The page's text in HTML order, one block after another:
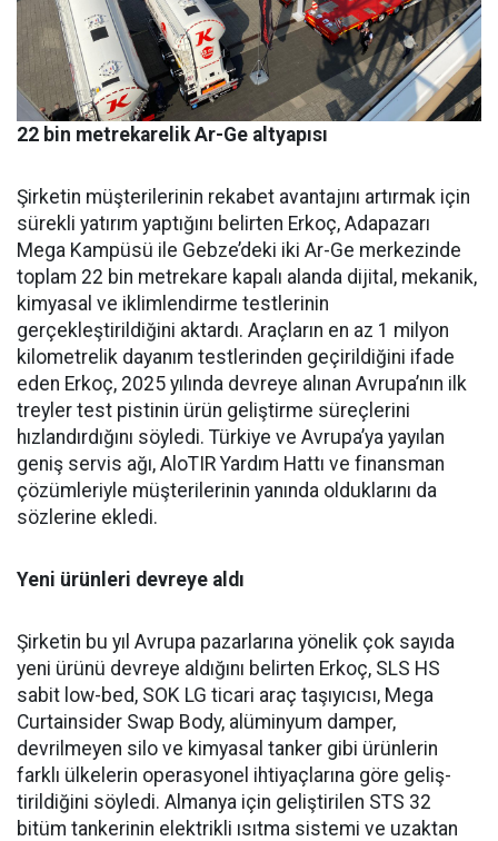
22 bin metrekarelik Ar-Ge altyapısı
Şirketin müşterilerinin reka­bet avantajını artırmak için
sü­rekli yatırım yaptığını belirten Erkoç, Adapazarı
Mega Kampü­sü ile Gebze’deki iki Ar-Ge mer­kezinde
toplam 22 bin metreka­re kapalı alanda dijital, mekanik,
kimyasal ve iklimlendirme test­lerinin
gerçekleştirildiğini ak­tardı. Araçların en az 1 milyon
kilometrelik dayanım testlerin­den geçirildiğini ifade
eden Er­koç, 2025 yılında devreye alınan Avrupa’nın ilk
treyler test pisti­nin ürün geliştirme süreçlerini
hızlandırdığını söyledi. Türkiye ve Avrupa’ya yayılan
geniş ser­vis ağı, AloTIR Yardım Hattı ve finansman
çözümleriyle müşte­rilerinin yanında olduklarını da
sözlerine ekledi.
Yeni ürünleri devreye aldı
Şirketin bu yıl Avrupa pazar­larına yönelik çok sayıda
yeni ürünü devreye aldığını belirten Erkoç, SLS HS
sabit low-bed, SOK LG ticari araç taşıyıcısı, Mega
Curtainsider Swap Body, alüminyum damper,
devrilme­yen silo ve kimyasal tanker gibi ürünlerin
farklı ülkelerin ope­rasyonel ihtiyaçlarına göre geliş­
tirildiğini söyledi. Almanya için geliştirilen STS 32
bitüm tan­kerinin elektrikli ısıtma siste­mi ve uzaktan